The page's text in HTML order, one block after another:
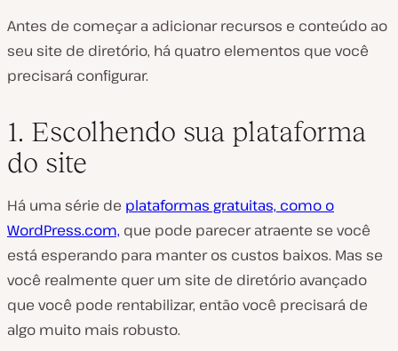
Antes de começar a adicionar recursos e conteúdo ao
seu site de diretório, há quatro elementos que você
precisará configurar.
1. Escolhendo sua plataforma
do site
Há uma série de plataformas gratuitas, como o
WordPress.com, que pode parecer atraente se você
está esperando para manter os custos baixos. Mas se
você realmente quer um site de diretório avançado
que você pode rentabilizar, então você precisará de
algo muito mais robusto.